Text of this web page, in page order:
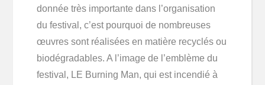
donnée très importante dans l’organisation
du festival, c’est pourquoi de nombreuses
œuvres sont réalisées en matière recyclés ou
biodégradables. A l’image de l’emblème du
festival, LE Burning Man, qui est incendié à